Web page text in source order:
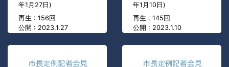
年1月27日)
再生 : 156回
公開 : 2023.1.27
年1月10日)
再生 : 145回
公開 : 2023.1.10